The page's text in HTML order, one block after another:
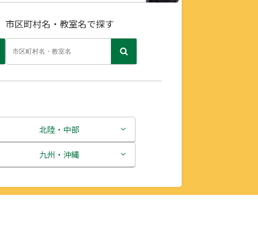
市区町村名・教室名で探す
北陸・中部
新潟県
九州・沖縄